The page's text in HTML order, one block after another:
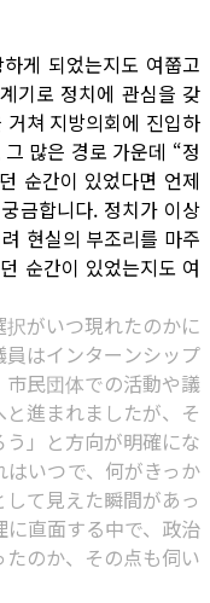
게 되었는지도 여쭙고
기로 정치에 관심을 갖
쳐 지방의회에 진입하
많은 경로 가운데 “정
순간이 있었다면 언제
금합니다. 정치가 이상
현실의 부조리를 마주
순간이 있었는지도 여
がいつ現れたのかに
はインターンシップ
民団体での活動や議
進まれましたが、そ
」と方向が明確にな
いつで、何がきっか
て見えた瞬間があっ
直面する中で、政治
のか、その点も伺い